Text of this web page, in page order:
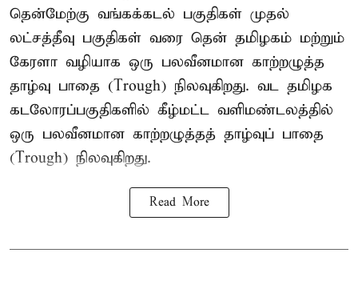
தென்மேற்கு வங்கக்கடல் பகுதிகள் முதல்
லட்சத்தீவு பகுதிகள் வரை தென் தமிழகம் மற்றும்
கேரளா வழியாக ஒரு பலவீனமான காற்றழுத்த
தாழ்வு பாதை (Trough) நிலவுகிறது. வட தமிழக
கடலோரப்பகுதிகளில் கீழ்மட்ட வளிமண்டலத்தில்
ஒரு பலவீனமான காற்றழுத்தத் தாழ்வுப் பாதை
(Trough) நிலவுகிறது.
Read More